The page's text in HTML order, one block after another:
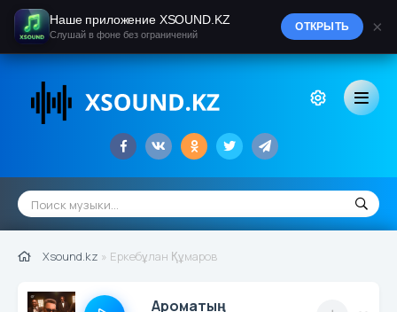
Xsound.kz » Еркебұлан Құмаров
Ароматың
Наше приложение XSOUND.KZ
Слушай в фоне без ограничений
ОТКРЫТЬ ×